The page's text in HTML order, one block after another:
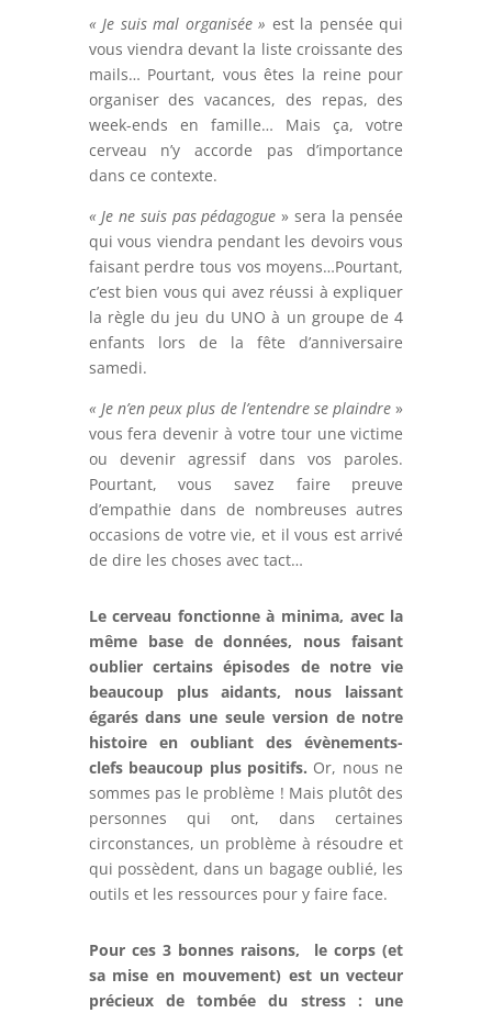
« Je suis mal organisée » est la pensée qui
vous viendra devant la liste croissante des
mails… Pourtant, vous êtes la reine pour
organiser des vacances, des repas, des
week-ends en famille… Mais ça, votre
cerveau n’y accorde pas d’importance
dans ce contexte.
« Je ne suis pas pédagogue » sera la pensée
qui vous viendra pendant les devoirs vous
faisant perdre tous vos moyens…Pourtant,
c’est bien vous qui avez réussi à expliquer
la règle du jeu du UNO à un groupe de 4
enfants lors de la fête d’anniversaire
samedi.
« Je n’en peux plus de l’entendre se plaindre »
vous fera devenir à votre tour une victime
ou devenir agressif dans vos paroles.
Pourtant, vous savez faire preuve
d’empathie dans de nombreuses autres
occasions de votre vie, et il vous est arrivé
de dire les choses avec tact…
Le cerveau fonctionne à minima, avec la
même base de données, nous faisant
oublier certains épisodes de notre vie
beaucoup plus aidants, nous laissant
égarés dans une seule version de notre
histoire en oubliant des évènements-
clefs beaucoup plus positifs. Or, nous ne
sommes pas le problème ! Mais plutôt des
personnes qui ont, dans certaines
circonstances, un problème à résoudre et
qui possèdent, dans un bagage oublié, les
outils et les ressources pour y faire face.
Pour ces 3 bonnes raisons, le corps (et
sa mise en mouvement) est un vecteur
précieux de tombée du stress : une